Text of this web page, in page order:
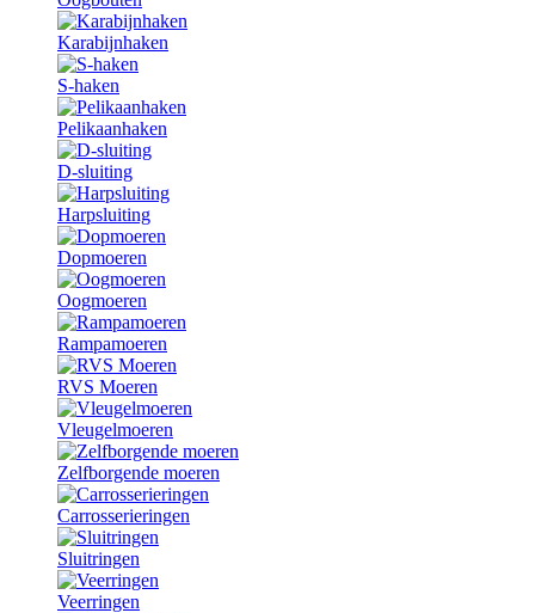
Karabijnhaken
S-haken
Pelikaanhaken
D-sluiting
Harpsluiting
Dopmoeren
Oogmoeren
Rampamoeren
RVS Moeren
Vleugelmoeren
Zelfborgende moeren
Carrosserieringen
Sluitringen
Veerringen